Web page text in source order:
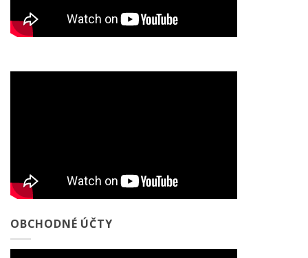
OBCHODNÉ ÚČTY